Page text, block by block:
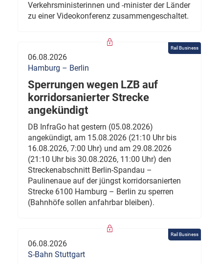
Verkehrsministerinnen und -minister der Länder
zu einer Videokonferenz zusammengeschaltet.
Rail Business
06.08.2026
Hamburg – Berlin
Sperrungen wegen LZB auf
korridorsanierter Strecke
angekündigt
DB InfraGo hat gestern (05.08.2026)
angekündigt, am 15.08.2026 (21:10 Uhr bis
16.08.2026, 7:00 Uhr) und am 29.08.2026
(21:10 Uhr bis 30.08.2026, 11:00 Uhr) den
Streckenabschnitt Berlin-Spandau –
Paulinenaue auf der jüngst korridorsanierten
Strecke 6100 Hamburg – Berlin zu sperren
(Bahnhöfe sollen anfahrbar bleiben).
Rail Business
06.08.2026
S-Bahn Stuttgart